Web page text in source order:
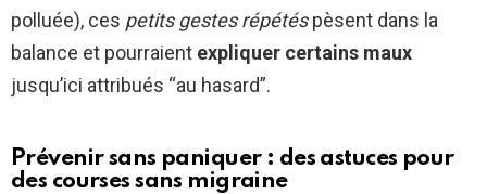
polluée), ces petits gestes répétéspèsent dans la
balance et pourraient expliquer certains maux
jusqu’ici attribués “au hasard”.
Prévenir sans paniquer : des astuces pour
des courses sans migraine